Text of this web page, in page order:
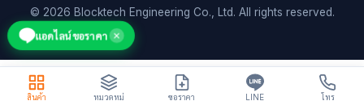
© 2026 Blocktech Engineering Co., Ltd. All rights reserved.
สินค้า หมวดหมู่ ขอราคา LINE โทร
แอดไลน์ขอราคา ✕